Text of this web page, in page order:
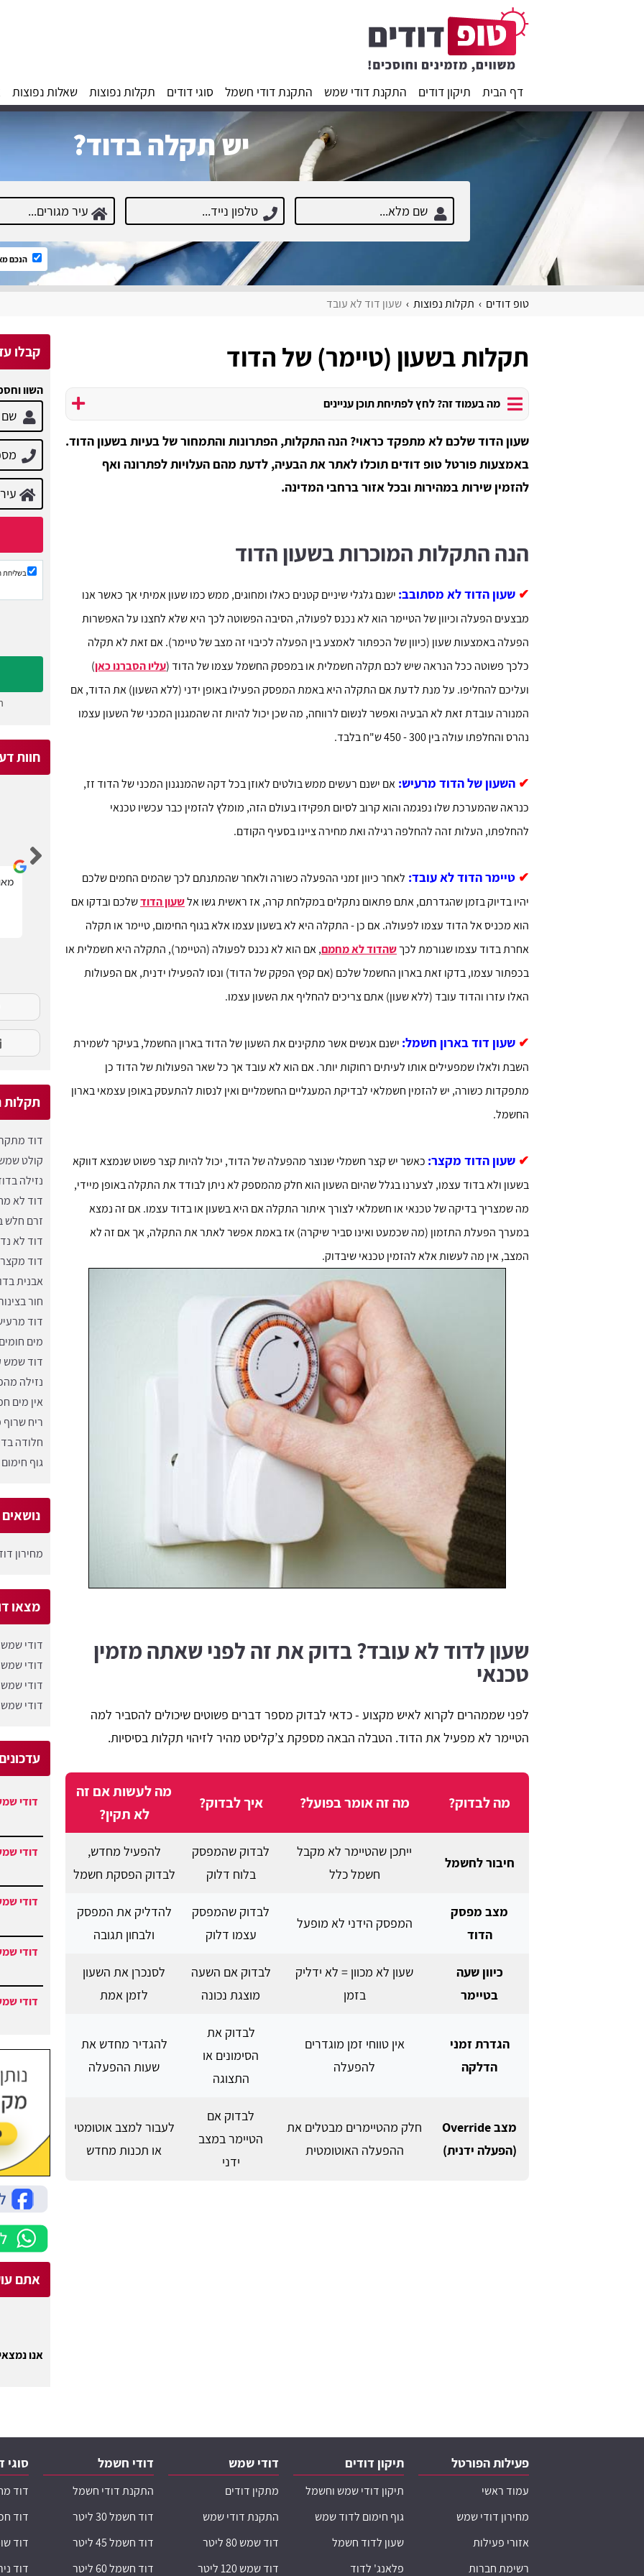
דף הבית תיקון דודים התקנת דודי שמש התקנת דודי חשמל סוגי דודים תקלות נפוצות שאלות נפוצות
יש תקלה בדוד?
הנכם
טופ דודים תקלות נפוצות שעון דוד לא עובד
תקלות בשעון (טיימר) של הדוד
מה בעמוד זה? לחץ לפתיחת תוכן עניינים
שעון הדוד שלכם לא מתפקד כראוי? הנה התקלות, הפתרונות והתמחור של בעיות בשעון הדוד.
באמצעות פורטל טופ דודים תוכלו לאתר את הבעיה, לדעת מהם העלויות לפתרונה ואף
להזמין שירות במהירות ובכל אזור ברחבי המדינה.
הנה התקלות המוכרות בשעון הדוד
✔ שעון הדוד לא מסתובב: ישנם גלגלי שיניים קטנים כאלו ומחוגים, ממש כמו שעון אמיתי אך כאשר אנו
מבצעים הפעלה וכיוון של הטיימר הוא לא נכנס לפעולה, הסיבה הפשוטה לכך היא שלא לחצנו על האפשרות
הפעלה באמצעות שעון (כיוון של הכפתור לאמצע בין הפעלה לכיבוי זה מצב של טיימר). אם זאת לא תקלה
כלכך פשוטה ככל הנראה שיש לכם תקלה חשמלית או במפסק החשמל עצמו של הדוד (עליו הסברנו כאן)
ועליכם להחליפו. על מנת לדעת אם התקלה היא באמת המפסק הפעילו באופן ידני (ללא השעון) את הדוד, אם
המנורה עובדת זאת לא הבעיה ואפשר לנשום לרווחה, מה שכן יכול להיות זה שהמגנון המכני של השעון עצמו
נהרס והחלפתו עולה בין 300 - 450 ש"ח בלבד.
✔ השעון של הדוד מרעיש: אם ישנם רעשים ממש בולטים לאוזן בכל דקה שהמנגנון המכני של הדוד זז,
כנראה שהמערכת שלו נפגמה והוא קרוב לסיום תפקידו בעולם הזה, מומלץ להזמין כבר עכשיו טכנאי
להחלפתו, העלות זהה להחלפה רגילה ואת מחירה ציינו בסעיף הקודם.
✔ טיימר הדוד לא עובד: לאחר כיוון זמני ההפעלה כשורה ולאחר שהמתנתם לכך שהמים החמים שלכם
יהיו בדיוק בזמן שהגדרתם, אתם פתאום נתקלים במקלחת קרה, אז ראשית גשו אלשעון הדודשלכם ובדקו אם
הוא מכניס אל הדוד עצמו לפעולה. אם כן - התקלה היא לא בשעון עצמו אלא בגוף החימום, טיימר או תקלה
אחרת בדוד עצמו שגורמת לכךשהדוד לא מחמם, אם הוא לא נכנס לפעולה (הטיימר), התקלה היא חשמלית או
בכפתור עצמו, בדקו זאת בארון החשמל שלכם (אם קפץ הפקק של הדוד) ונסו להפעילו ידנית, אם הפעולות
האלו עזרו והדוד עובד (ללא שעון) אתם צריכים להחליף את השעון עצמו.
✔ שעון דוד בארון חשמל: ישנם אנשים אשר מתקינים את השעון של הדוד בארון החשמל, בעיקר לשמירת
השבת ולאלו שמפעילים אותו לעיתים רחוקות יותר. אם הוא לא עובד אך כל שאר הפעולות של הדוד כן
מתפקדות כשורה, יש להזמין חשמלאי לבדיקת המעגליים החשמליים ואין לנסות להתעסק באופן עצמאי בארון
החשמל.
✔ שעון הדוד מקצר: כאשר יש קצר חשמלי שנוצר מהפעלה של הדוד, יכול להיות קצר פשוט שנמצא דווקא
בשעון ולא בדוד עצמו, לצערנו בגלל שהיום השעון הוא חלק מהמספק לא ניתן לבודד את התקלה באופן מיידי,
מה שמצריך בדיקה של טכנאי או חשמלאי לצורך איתור התקלה אם היא בשעון או בדוד עצמו. אם זה נמצא
במערך הפעלת התזמון (מה שכמעט ואינו סביר שיקרה) אז באמת אפשר לאתר את התקלה, אך אם זה לא
המצב, אין מה לעשות אלא להזמין טכנאי שיבדוק.
שעון לדוד לא עובד? בדוק את זה לפני שאתה מזמין
טכנאי
לפני שממהרים לקרוא לאיש מקצוע - כדאי לבדוק מספר דברים פשוטים שיכולים להסביר למה
הטיימר לא מפעיל את הדוד. הטבלה הבאה מספקת צ’קליסט מהיר לזיהוי תקלות בסיסיות.
מה לבדוק? מה זה אומר בפועל? איך לבדוק?
מה לעשות אם זה
לא תקין?
חיבור לחשמל
ייתכן שהטיימר לא מקבל
חשמל כלל
לבדוק שהמפסק
בלוח דלוק
להפעיל מחדש,
לבדוק הפסקת חשמל
מצב מפסק
הדוד
המפסק הידני לא מופעל
לבדוק שהמפסק
עצמו דלוק
להדליק את המפסק
ולבחון תגובה
כיוון שעה
בטיימר
שעון לא מכוון = לא ידליק
בזמן
לבדוק אם השעה
מוצגת נכונה
לסנכרן את השעון
לזמן אמת
הגדרת זמני
הדלקה
אין טווחי זמן מוגדרים
להפעלה
לבדוק את
הסימונים או
התצוגה
להגדיר מחדש את
שעות ההפעלה
מצב Override
(הפעלה ידנית)
חלק מהטיימרים מבטלים את
ההפעלה האוטומטית
לבדוק אם
הטיימר במצב
ידני
לעבור למצב אוטומטי
או תכנות מחדש
קבלו עד 3 הצעות
השוו
בשליחת
חוות
קל מאוד לבחור בעל מקצוע הדרוש.
shuki shlomo
האתר מובן גם למי שאינו שולט באינטרנט
תקלות
דוד
קולט
נזילה
דוד לא
זרם חלש
דוד לא
דוד מקצר
אבנית
חור
דוד
מים
דוד שמש
נזילה
אין מים
ריח
חלודה
גוף
מחירון
מצאו
דודי
דודי שמש
דודי
דודי שמש
דודי
דודי
דודי
דודי
דודי
אתם
אנו
פעילות הפורטל
עמוד ראשי
מחירון דודי שמש
אזורי פעילות
רשימת חברות
תיקון דודים
תיקון דודי שמש וחשמל
גוף חימום לדוד שמש
שעון לדוד חשמל
פלאנג' לדוד
דודי שמש
מתקין דודים
התקנת דודי שמש
דוד שמש 80 ליטר
דוד שמש 120 ליטר
דודי חשמל
התקנת דודי חשמל
דוד חשמל 30 ליטר
דוד חשמל 45 ליטר
דוד חשמל 60 ליטר
סוגי
דוד
דוד
דוד
דוד